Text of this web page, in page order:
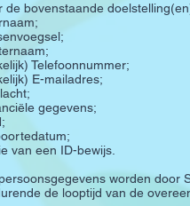
de bovenstaande
Telefoonnummer;
E-mailadres;
gegevens;
van een ID-bewijs.
worden door
de looptijd van de